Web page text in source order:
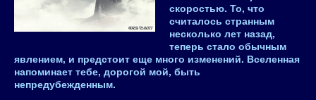
скоростью. То, что
считалось странным
несколько лет назад,
теперь стало обычным
явлением, и предстоит еще много изменений. Вселенная
напоминает тебе, дорогой мой, быть
непредубежденным.